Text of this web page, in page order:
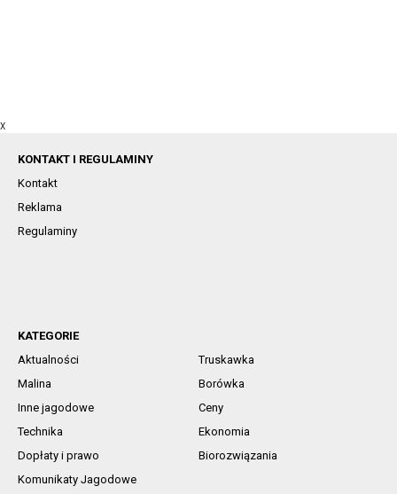
X
KONTAKT I REGULAMINY
Kontakt
Reklama
Regulaminy
KATEGORIE
Aktualności
Truskawka
Malina
Borówka
Inne jagodowe
Ceny
Technika
Ekonomia
Dopłaty i prawo
Biorozwiązania
Komunikaty Jagodowe